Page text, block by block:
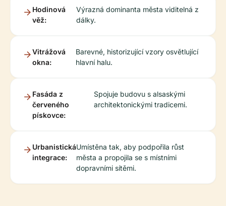
Hodinová
věž:
Výrazná dominanta města viditelná z
dálky.
Vitrážová
okna:
Barevné, historizující vzory osvětlující
hlavní halu.
Fasáda z
červeného
pískovce:
Spojuje budovu s alsaskými
architektonickými tradicemi.
Urbanistická
integrace:
Umístěna tak, aby podpořila růst
města a propojila se s místními
dopravními sítěmi.